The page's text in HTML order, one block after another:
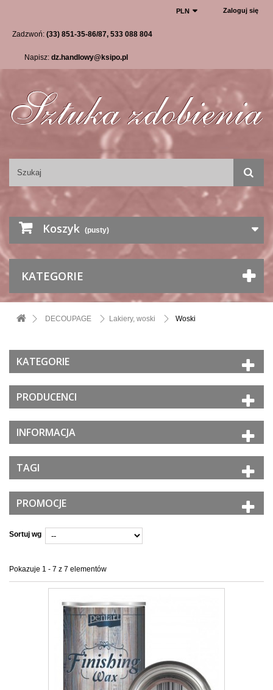
Zaloguj się
PLN
Zadzwoń: (33) 851-35-86/87, 533 088 804
Napisz: dz.handlowy@ksipo.pl
Koszyk (pusty)
KATEGORIE
DECOUPAGE Lakiery, woski Woski
KATEGORIE
PRODUCENCI
INFORMACJA
TAGI
PROMOCJE
Sortuj wg
Pokazuje 1 - 7 z 7 elementów